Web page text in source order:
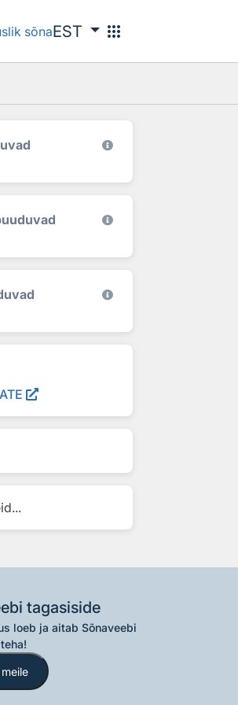
sõnaEST apps
tagasiside
loeb ja aitab Sõnaveebi